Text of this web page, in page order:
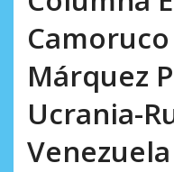
Márquez
Ucrania-
Venezuela